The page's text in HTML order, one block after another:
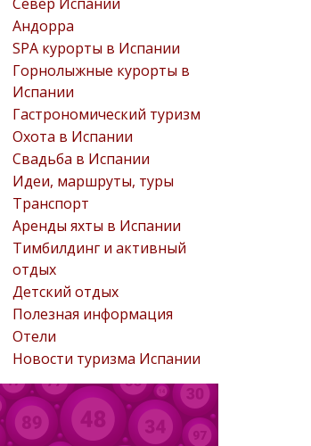
Андорра
SPA курорты в Испании
Горнолыжные курорты в
Испании
Гастрономический туризм
Охота в Испании
Свадьба в Испании
Идеи, маршруты, туры
Транспорт
Аренды яхты в Испании
Тимбилдинг и активный
отдых
Детский отдых
Полезная информация
Отели
Новости туризма Испании